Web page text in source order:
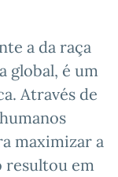
a da raça
global, é um
Através de
maximizar a
resultou em